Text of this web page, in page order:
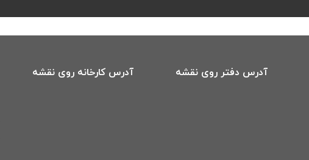
آدرس دفتر روی نقشه آدرس کارخانه روی نقشه